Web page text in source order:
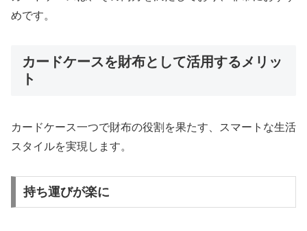
めです。
カードケースを財布として活用するメリッ
ト
カードケース一つで財布の役割を果たす、スマートな生活
スタイルを実現します。
持ち運びが楽に